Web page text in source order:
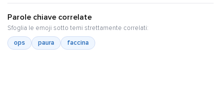
Parole chiave correlate
Sfoglia le emoji sotto temi strettamente correlati:
ops
paura faccina